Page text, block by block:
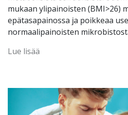
mukaan ylipainoisten (BMI>26)
epätasapainossa ja poikkeaa
normaalipainoisten
Lue lisää